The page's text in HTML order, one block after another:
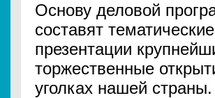
Основу деловой
составят
презентации
торжественные
уголках нашей страны.